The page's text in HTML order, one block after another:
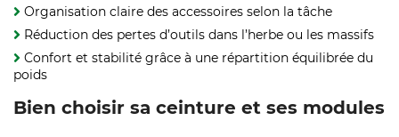
Organisation claire des accessoires selon la tâche
Réduction des pertes d’outils dans l’herbe ou les massifs
Confort et stabilité grâce à une répartition équilibrée du
poids
Bien choisir sa ceinture et ses modules